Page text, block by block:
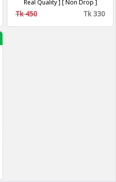
Real Quality ] [ Non Drop ]
Tk 450 Tk 330